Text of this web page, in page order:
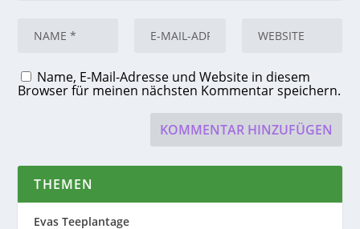
Name, E-Mail-Adresse und Website in diesem
Browser für meinen nächsten Kommentar speichern.
THEMEN
Evas Teeplantage